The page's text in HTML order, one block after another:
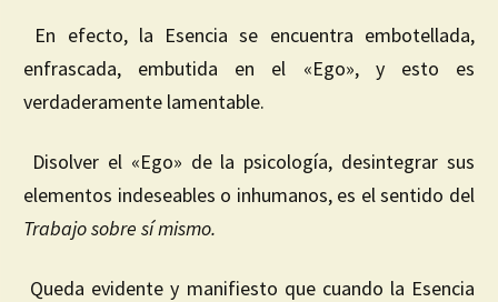
En efecto, la Esencia se encuentra embotellada,
enfrascada, embutida en el «Ego», y esto es
verdaderamente lamentable.
Disolver el «Ego» de la psicología, desintegrar sus
elementos indeseables o inhumanos, es el sentido del
Trabajo sobre símismo.
Queda evidente y manifiesto que cuando la Esencia